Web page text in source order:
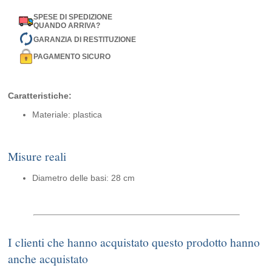
SPESE DI SPEDIZIONE
QUANDO ARRIVA?
GARANZIA DI RESTITUZIONE
PAGAMENTO SICURO
Caratteristiche:
Materiale: plastica
Misure reali
Diametro delle basi: 28 cm
I clienti che hanno acquistato questo prodotto hanno
anche acquistato